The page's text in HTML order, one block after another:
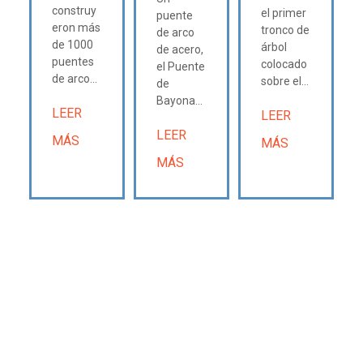
construy
eron más
de 1000
puentes
de arco...
LEER
MÁS
puente
de arco
de acero,
el Puente
de
Bayona...
LEER
MÁS
el primer
tronco de
árbol
colocado
sobre el...
LEER
MÁS